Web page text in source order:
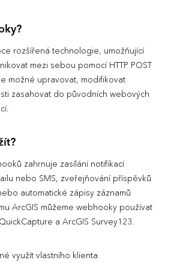
rozšířená technologie, umožňující
mezi sebou pomocí HTTP POST
možné upravovat, modifikovat
zasahovat do původních webových
zahrnuje zasílání notifikací
nebo SMS, zveřejňování příspěvků
automatické zápisy záznamů
ArcGIS můžeme webhooky používat
a ArcGIS Survey123.
využít vlastního klienta